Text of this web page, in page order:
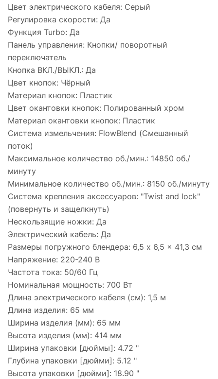
Цвет электрического кабеля: Серый
Регулировка скорости: Да
Функция Turbo: Да
Панель управления: Кнопки/ поворотный
переключатель
Кнопка ВКЛ./ВЫКЛ.: Да
Цвет кнопок: Чёрный
Материал кнопок: Пластик
Цвет окантовки кнопок: Полированный хром
Материал окантовки кнопок: Пластик
Система измельчения: FlowBlend (Смешанный
поток)
Максимальное количество об./мин.: 14850 об./
минуту
Минимальное количество об./мин.: 8150 об./минуту
Система крепления аксессуаров: "Twist and lock"
(повернуть и защелкнуть)
Нескользящие ножки: Да
Электрический кабель: Да
Размеры погружного блендера: 6,5 x 6,5 x 41,3 см
Напряжение: 220-240 В
Частота тока: 50/60 Гц
Номинальная мощность: 700 Вт
Длина электрического кабеля (см): 1,5 м
Длина изделия: 65 мм
Ширина изделия (мм): 65 мм
Высота изделия (мм): 414 мм
Ширина упаковки [дюймы]: 4.72 "
Глубина упаковки [дюйми]: 5.12 "
Высота упаковки [дюйми]: 18.90 "